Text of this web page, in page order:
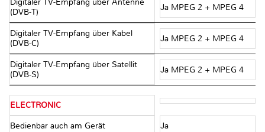
Digitaler TV-Empfang über Antenne
(DVB-T)
Ja MPEG 2 + MPEG 4
Digitaler TV-Empfang über Kabel
(DVB-C)
Ja MPEG 2 + MPEG 4
Digitaler TV-Empfang über Satellit
(DVB-S)
Ja MPEG 2 + MPEG 4
ELECTRONIC
Bedienbar auch am Gerät Ja